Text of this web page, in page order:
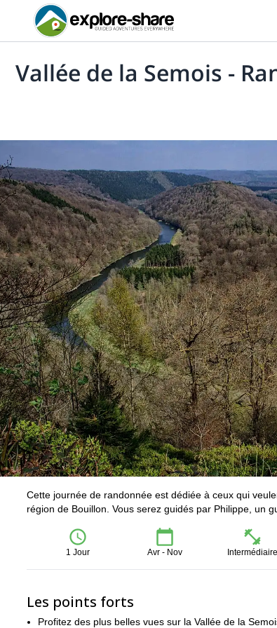
Vallée de la Semois -
Cette journée de randonnée est dédiée à ceux qui
région de Bouillon. Vous serez guidés par Philippe, un
1 Jour Avr - Nov Intermédiaire
Les points forts
Profitez des plus belles vues sur la Vallée de la